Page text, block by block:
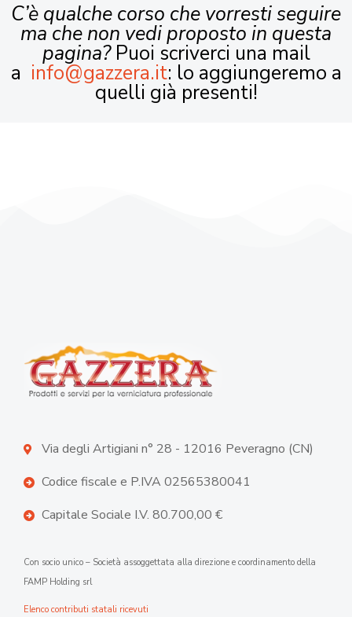
C’è qualche corso che vorresti seguire
ma che non vedi proposto in questa
pagina?Puoi scriverci una mail
a info@gazzera.it: lo aggiungeremo a
quelli già presenti!
Via degli Artigiani n° 28 - 12016 Peveragno (CN)
Codice fiscale e P.IVA 02565380041
Capitale Sociale I.V. 80.700,00 €
Con socio unico – Società assoggettata alla direzione e coordinamento della
FAMP Holding srl
Elenco contributi statali ricevuti